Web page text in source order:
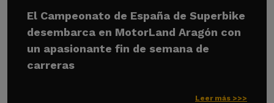
El Campeonato de España de Superbike
desembarca en MotorLand Aragón con
un apasionante fin de semana de
carreras
Leer más >>>